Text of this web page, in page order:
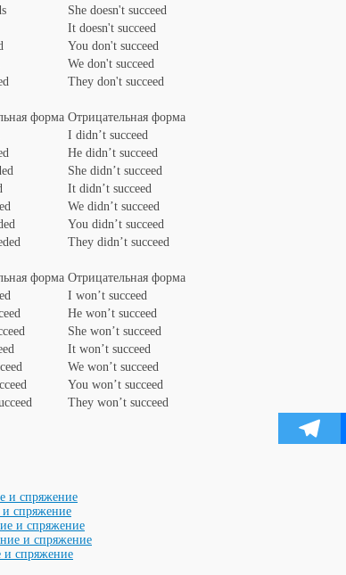
She doesn't succeed
It doesn't succeed
You don't succeed
We don't succeed
They don't succeed
форма Отрицательная форма
I didn’t succeed
He didn’t succeed
She didn’t succeed
It didn’t succeed
We didn’t succeed
You didn’t succeed
They didn’t succeed
форма Отрицательная форма
I won’t succeed
He won’t succeed
She won’t succeed
It won’t succeed
We won’t succeed
You won’t succeed
They won’t succeed
и спряжение
и спряжение
и спряжение
и спряжение
и спряжение